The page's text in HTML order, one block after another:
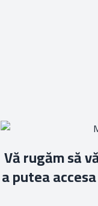
Vă rugăm să
a putea